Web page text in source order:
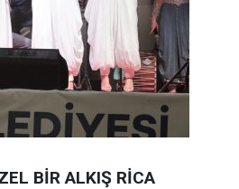
BİR ALKIŞ RİCA